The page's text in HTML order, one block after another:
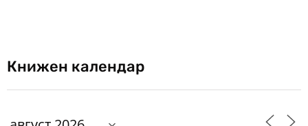
Книжен календар